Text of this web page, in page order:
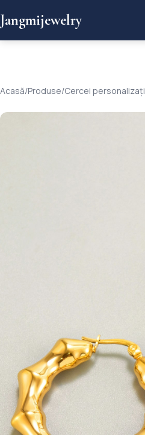
Jangmijewelry
Acasă/Produse/Cercei personalizați